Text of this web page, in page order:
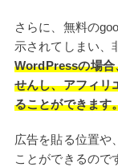
さらに、無料の
示されてしまい、
WordPressの場合
せんし、アフィリ
ることができます
広告を貼る位置や
ことができるので